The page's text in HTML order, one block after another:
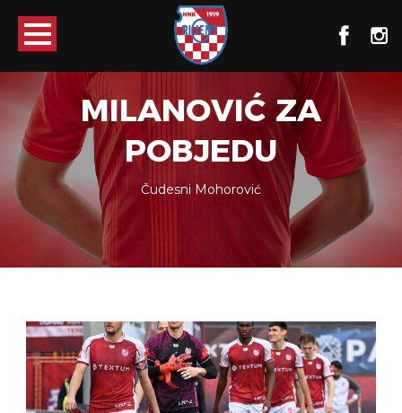
MILANOVIĆ ZA
POBJEDU
Čudesni Mohorović